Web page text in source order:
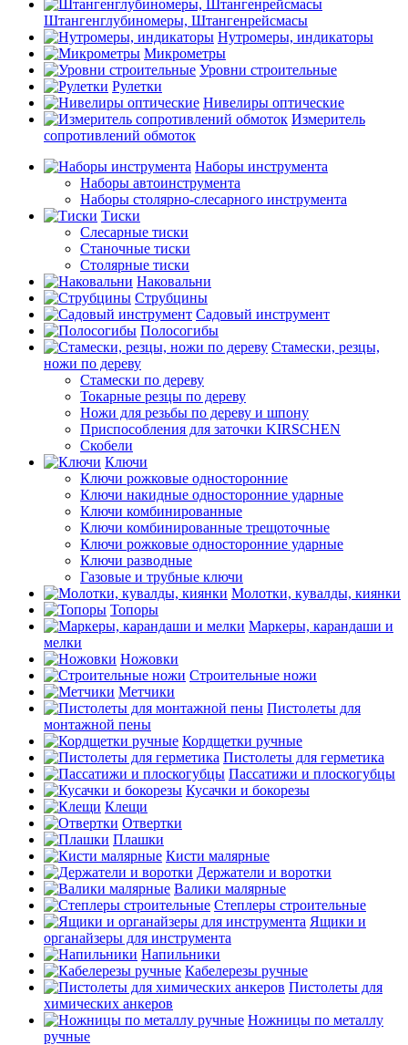
Штангенглубиномеры, Штангенрейсмасы
Нутромеры, индикаторы
Микрометры
Уровни строительные
Рулетки
Нивелиры оптические
Измеритель
сопротивлений обмоток
Наборы инструмента
Наборы автоинструмента
Наборы столярно-слесарного инструмента
Тиски
Слесарные тиски
Станочные тиски
Столярные тиски
Наковальни
Струбцины
Садовый инструмент
Полосогибы
Стамески, резцы,
ножи по дереву
Стамески по дереву
Токарные резцы по дереву
Ножи для резьбы по дереву и шпону
Приспособления для заточки KIRSCHEN
Скобели
Ключи
Ключи рожковые односторонние
Ключи накидные односторонние ударные
Ключи комбинированные
Ключи комбинированные трещоточные
Ключи рожковые односторонние ударные
Ключи разводные
Газовые и трубные ключи
Молотки, кувалды, киянки
Топоры
Маркеры, карандаши и
мелки
Ножовки
Строительные ножи
Метчики
Пистолеты для
монтажной пены
Кордщетки ручные
Пистолеты для герметика
Пассатижи и плоскогубцы
Кусачки и бокорезы
Клещи
Отвертки
Плашки
Кисти малярные
Держатели и воротки
Валики малярные
Степлеры строительные
Ящики и
органайзеры для инструмента
Напильники
Кабелерезы ручные
Пистолеты для
химических анкеров
Ножницы по металлу
ручные